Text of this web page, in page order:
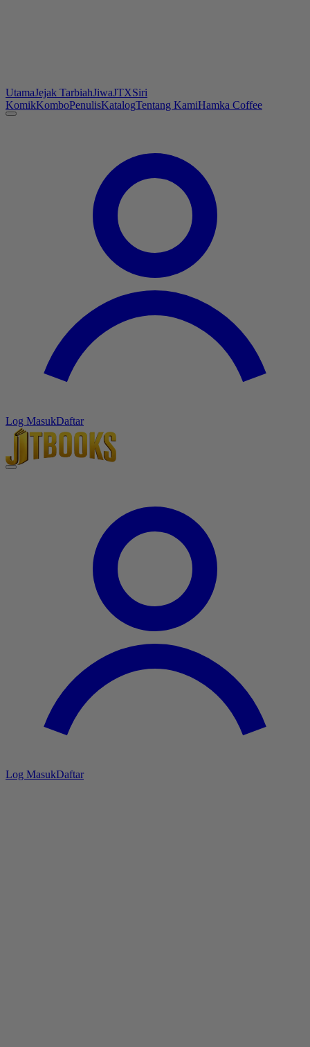
UtamaJejak TarbiahJiwaJTXSiri
KomikKomboPenulisKatalogTentang KamiHamka Coffee
Log MasukDaftar
Log MasukDaftar